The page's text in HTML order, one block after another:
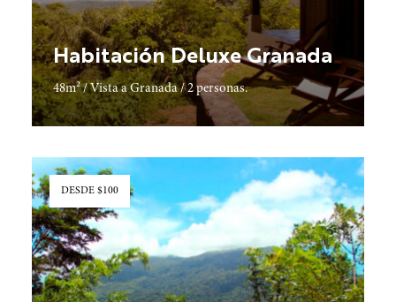
Habitación Deluxe Granada
48m² / Vista a Granada / 2 personas.
Descubrir más
DESDE $100